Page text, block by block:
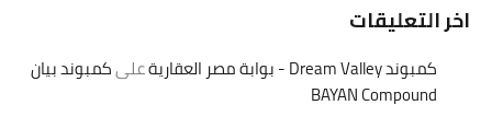
اخر التعليقات
كمبوند Dream Valley - بوابة مصر العقارية علىكمبوند بيان
BAYAN Compound